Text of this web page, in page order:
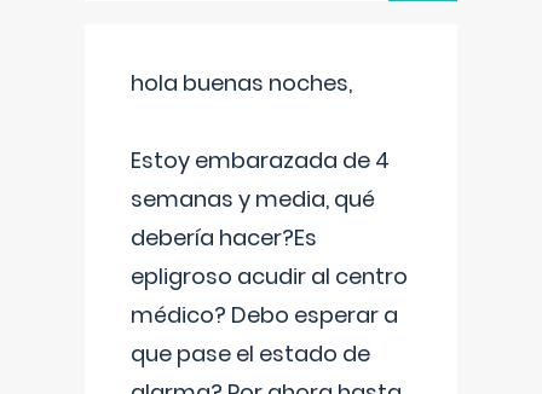
hola buenas noches,
Estoy embarazada de 4
semanas y media, qué
debería hacer?Es
epligroso acudir al centro
médico? Debo esperar a
que pase el estado de